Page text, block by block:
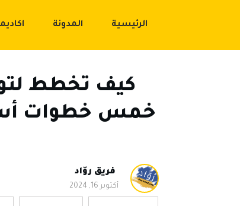
الرئيسية المدونة
كيف تخطط
خمس خطوات
فريق روّاد
أكتوبر 16, 2024